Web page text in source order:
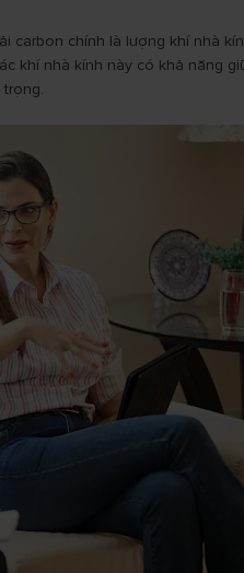
chính là lượng khí nhà
nhà kính này có khả năng